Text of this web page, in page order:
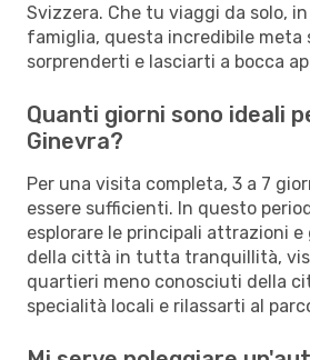
Svizzera. Che tu viaggi da solo,
famiglia, questa incredibile meta
sorprenderti e lasciarti a bocca
Quanti giorni sono ideali
Ginevra?
Per una visita completa, 3 a 7
essere sufficienti. In questo
esplorare le principali attrazioni
della città in tutta tranquillità,
quartieri meno conosciuti della
specialità locali e rilassarti al